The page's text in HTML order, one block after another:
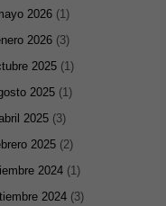
2026(1)
2026(3)
2025 (1)
2025 (1)
2025(3)
2025(2)
2024(1)
2024(3)